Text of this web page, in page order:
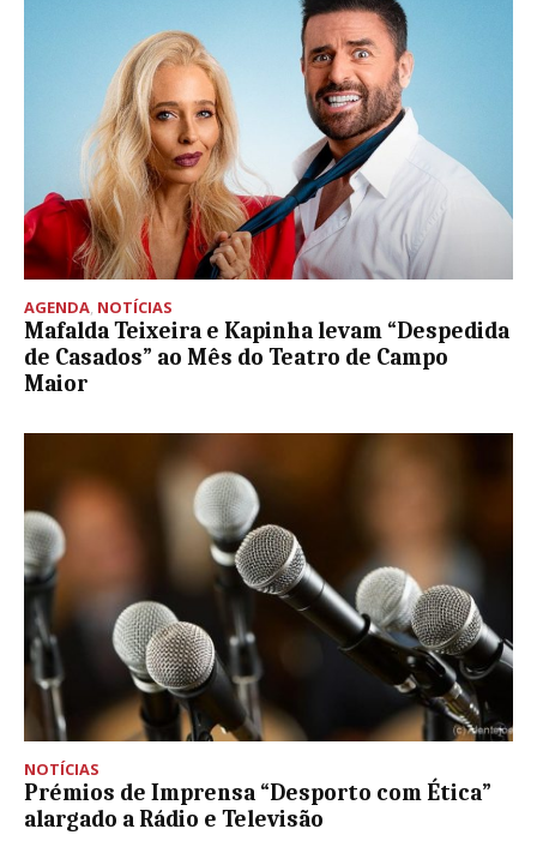
AGENDA NOTÍCIAS
Mafalda Teixeira e Kapinha levam “Despedida
de Casados” ao Mês do Teatro de Campo
Maior
NOTÍCIAS
Prémios de Imprensa “Desporto com Ética”
alargado a Rádio e Televisão